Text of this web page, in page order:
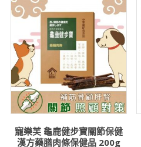
寵樂芙 龜鹿健步寶關節保健
漢方藥膳肉條保健品 200g